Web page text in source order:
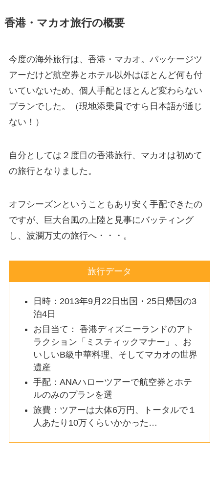
香港・マカオ旅行の概要
今度の海外旅行は、香港・マカオ。パッケージツ
アーだけど航空券とホテル以外はほとんど何も付
いていないため、個人手配とほとんど変わらない
プランでした。（現地添乗員ですら日本語が通じ
ない！）
自分としては２度目の香港旅行、マカオは初めて
の旅行となりました。
オフシーズンということもあり安く手配できたの
ですが、巨大台風の上陸と見事にバッティング
し、波瀾万丈の旅行へ・・・。
旅行データ
日時：2013年9月22日出国・25日帰国の3
泊4日
お目当て： 香港ディズニーランドのアト
ラクション「ミスティックマナー」、お
いしいB級中華料理、そしてマカオの世界
遺産
手配：ANAハローツアーで航空券とホテ
ルのみのプランを選
旅費：ツアーは大体6万円、トータルで１
人あたり10万くらいかかった…